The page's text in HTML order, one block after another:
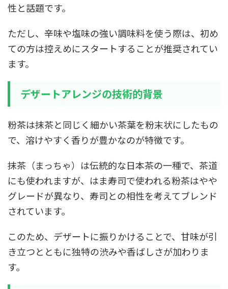
性と話題です。
ただし、辛味や塩味の強い調味料を使う際は、初め
ての方は控えめにスタートすることが推奨されてい
ます。
デザートアレンジの技術的背景
粉茶は抹茶と同じく細かい茶葉を粉末状にしたもの
で、溶けやすく香りが豊かなのが特徴です。
抹茶（まっちゃ）は伝統的な日本茶の一種で、茶道
にも使われますが、はま寿司で使われる粉茶はやや
グレードが異なり、寿司との相性を考えてブレンド
されています。
このため、デザートに振りかけることで、甘味が引
き立つとともに独特の渋みや香ばしさが加わりま
す。